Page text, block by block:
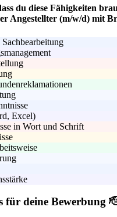
du diese Fähigkeiten
Angestellter (m/w/d) mit
Excel)
in Wort und Schrift
für deine Bewerbung